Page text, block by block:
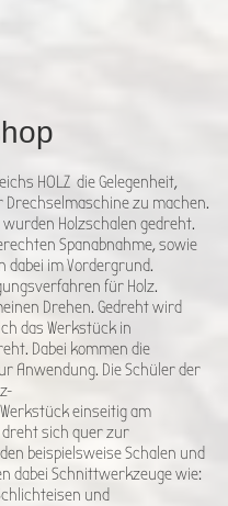
HOLZ die Gelegenheit,
zu machen.
Holzschalen gedreht.
Spanabnahme, sowie
dabei im Vordergrund.
für Holz.
Drehen. Gedreht wird
das Werkstück in
Dabei kommen die
Anwendung. Die Schüler der
einseitig am
dreht sich quer zur
beispielsweise Schalen und
dabei Schnittwerkzeuge wie:
und